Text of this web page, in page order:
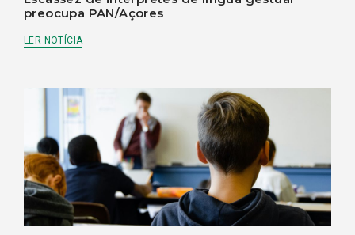
preocupa PAN/Açores
LER NOTÍCIA